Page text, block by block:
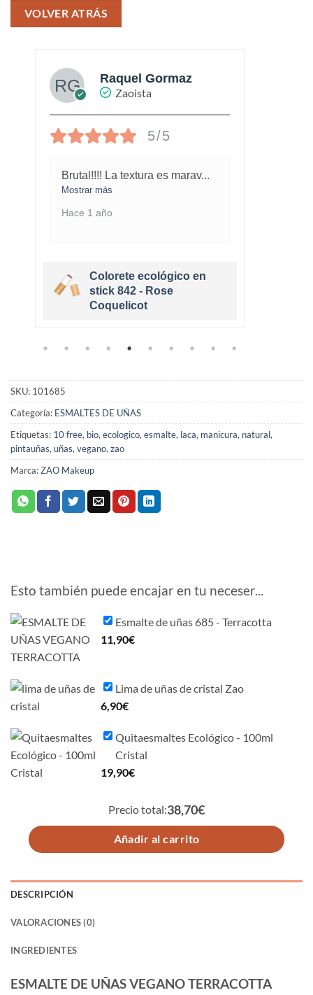
VOLVER ATRÁS
Raquel Gormaz
Zaoista
5/5
Brutal!!!! La textura es marav...
Mostrar más
Hace 1 año
Colorete ecológico en
stick 842 - Rose
Coquelicot
SKU: 101685
Categoría: ESMALTES DE UÑAS
Etiquetas: 10 free, bio, ecologico, esmalte, laca, manicura, natural,
pintauñas, uñas, vegano, zao
Marca:ZAO Makeup
Esto también puede encajar en tu neceser...
Esmalte de uñas 685 - Terracotta
11,90€
Lima de uñas de cristal Zao
6,90€
Quitaesmaltes Ecológico - 100ml
Cristal
19,90€
Precio total:38,70€
Añadir al carrito
DESCRIPCIÓN
VALORACIONES (0)
INGREDIENTES
ESMALTE DE UÑAS VEGANO TERRACOTTA